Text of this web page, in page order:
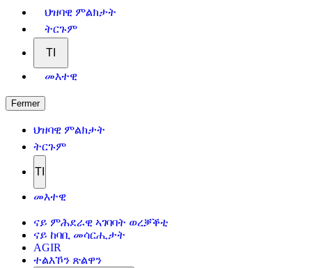
ህዝባዊ ምልክታት
ትርጉም
TI
መእተዊ
Fermer
ህዝባዊ ምልክታት
ትርጉም
TI
መእተዊ
ናይ ምሕደራዊ ኣገባባት ወረቓቕቲ
ናይ ከባቢ መሳርሒታት
AGIR
ተልእኾን ጽልዋን